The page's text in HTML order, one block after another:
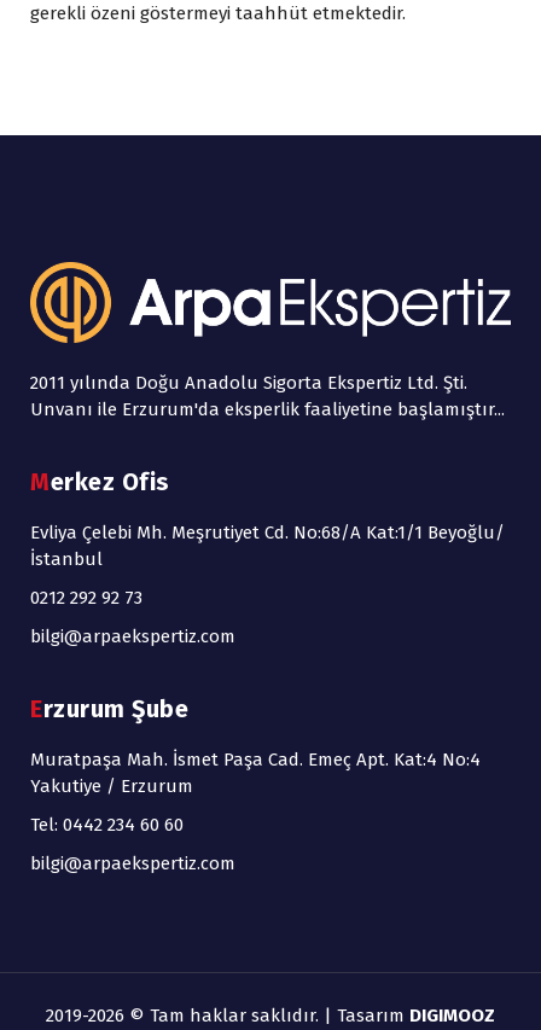
gerekli özeni göstermeyi taahhüt etmektedir.
2011 yılında Doğu Anadolu Sigorta Ekspertiz Ltd. Şti.
Unvanı ile Erzurum'da eksperlik faaliyetine başlamıştır...
Merkez Ofis
Evliya Çelebi Mh. Meşrutiyet Cd. No:68/A Kat:1/1 Beyoğlu/
İstanbul
0212 292 92 73
bilgi@arpaekspertiz.com
Erzurum Şube
Muratpaşa Mah. İsmet Paşa Cad. Emeç Apt. Kat:4 No:4
Yakutiye / Erzurum
Tel: 0442 234 60 60
bilgi@arpaekspertiz.com
2019-2026 © Tam haklar saklıdır. | Tasarım DIGIMOOZ